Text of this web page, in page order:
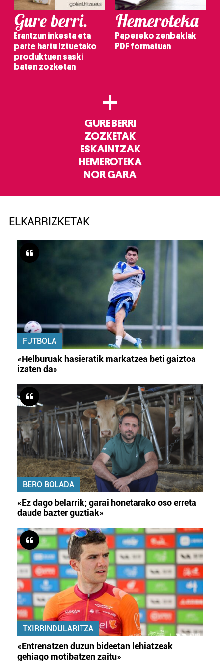
Gure berri.
Erantzun inkesta eta
parte hartu Iztuetako
produktuen saski
baten zozketan
Hemeroteka
Papereko zenbakiak
PDF formatuan
+
GURE BERRI
ZOZKETAK
ESKAINTZAK
HEMEROTEKA
NOR GARA
ELKARRIZKETAK
FUTBOLA
«Helburuak hasieratik markatzea beti gaiztoa
izaten da»
BERO BOLADA
«Ez dago belarrik; garai honetarako oso erreta
daude bazter guztiak»
TXIRRINDULARITZA
«Entrenatzen duzun bideetan lehiatzeak
gehiago motibatzen zaitu»